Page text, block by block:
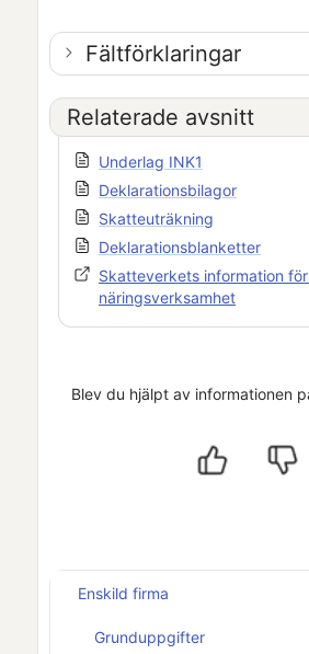
Fältförklaringar
Relaterade avsnitt
Underlag INK1
Deklarationsbilagor
Skatteuträkning
Deklarationsblanketter
Skatteverkets information
näringsverksamhet
Blev du hjälpt av informationen
Enskild firma
Grunduppgifter